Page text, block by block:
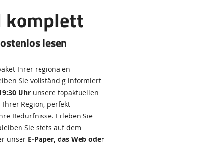
komplett
lesen
Ihrer regionalen
Sie vollständig informiert!
Uhrunsere topaktuellen
Region, perfekt
Bedürfnisse. Erleben Sie
Sie stets auf dem
unser E-Paper, das Web oder